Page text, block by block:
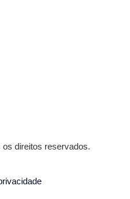
os direitos reservados.